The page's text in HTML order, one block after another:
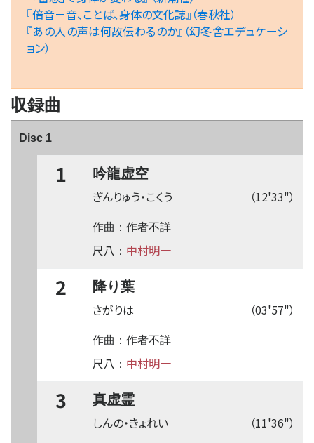
『倍音－音、ことば、身体の文化誌』（春秋社）
『あの人の声は何故伝わるのか』（幻冬舎エデュケーシ
ョン）
収録曲
Disc 1
1 吟龍虚空
（12'33"）
ぎんりゅう・こくう
作曲：作者不詳
尺八 ： 中村明一
2 降り葉
（03'57"）
さがりは
作曲：作者不詳
尺八 ： 中村明一
3 真虚霊
（11'36"）
しんの・きょれい